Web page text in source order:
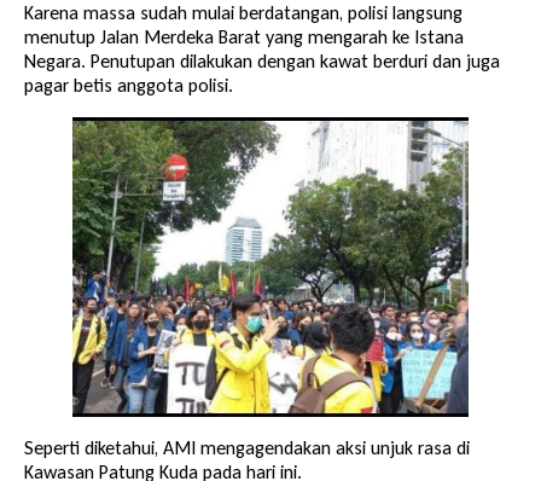
Karena massa sudah mulai berdatangan, polisi langsung
menutup Jalan Merdeka Barat yang mengarah ke Istana
Negara. Penutupan dilakukan dengan kawat berduri dan juga
pagar betis anggota polisi.
Seperti diketahui, AMI mengagendakan aksi unjuk rasa di
Kawasan Patung Kuda pada hari ini.